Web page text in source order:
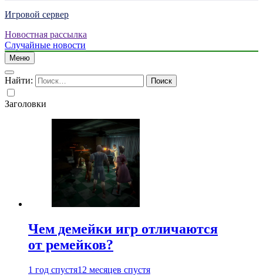
Игровой сервер
Новостная рассылка
Случайные новости
Меню
Найти:
Заголовки
Чем демейки игр отличаются
от ремейков?
1 год спустя12 месяцев спустя